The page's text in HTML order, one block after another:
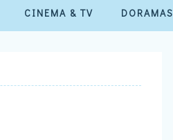
CINEMA & TV DORAMAS